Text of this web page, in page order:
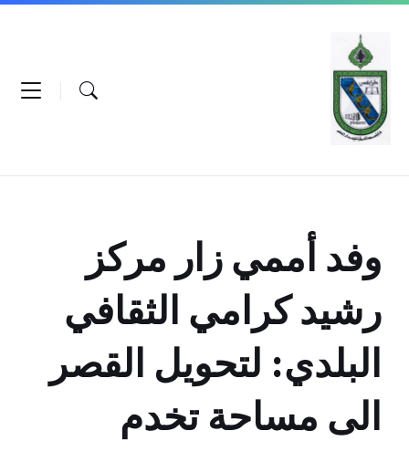
Skip
content
Skip
navigation
Skip
وفد أممي زار مركز
رشيد كرامي الثقافي
البلدي: لتحويل القصر
الى مساحة تخدم